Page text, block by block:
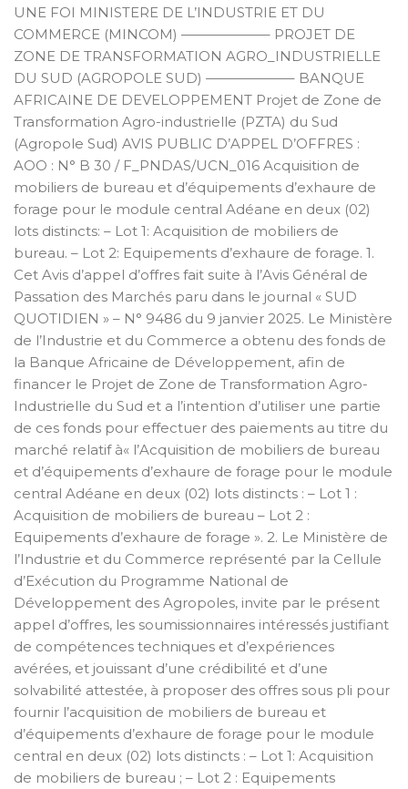
UNE FOI MINISTERE DE L’INDUSTRIE ET DU
COMMERCE (MINCOM) ——————– PROJET DE
ZONE DE TRANSFORMATION AGRO_INDUSTRIELLE
DU SUD (AGROPOLE SUD) ——————– BANQUE
AFRICAINE DE DEVELOPPEMENT Projet de Zone de
Transformation Agro-industrielle (PZTA) du Sud
(Agropole Sud) AVIS PUBLIC D’APPEL D’OFFRES :
AOO : N° B 30 / F_PNDAS/UCN_016 Acquisition de
mobiliers de bureau et d’équipements d’exhaure de
forage pour le module central Adéane en deux (02)
lots distincts: – Lot 1: Acquisition de mobiliers de
bureau. – Lot 2: Equipements d’exhaure de forage. 1.
Cet Avis d’appel d’offres fait suite à l’Avis Général de
Passation des Marchés paru dans le journal « SUD
QUOTIDIEN » – N° 9486 du 9 janvier 2025. Le Ministère
de l’Industrie et du Commerce a obtenu des fonds de
la Banque Africaine de Développement, afin de
financer le Projet de Zone de Transformation Agro-
Industrielle du Sud et a l’intention d’utiliser une partie
de ces fonds pour effectuer des paiements au titre du
marché relatif à« l’Acquisition de mobiliers de bureau
et d’équipements d’exhaure de forage pour le module
central Adéane en deux (02) lots distincts : – Lot 1 :
Acquisition de mobiliers de bureau – Lot 2 :
Equipements d’exhaure de forage ». 2. Le Ministère de
l’Industrie et du Commerce représenté par la Cellule
d’Exécution du Programme National de
Développement des Agropoles, invite par le présent
appel d’offres, les soumissionnaires intéressés justifiant
de compétences techniques et d’expériences
avérées, et jouissant d’une crédibilité et d’une
solvabilité attestée, à proposer des offres sous pli pour
fournir l’acquisition de mobiliers de bureau et
d’équipements d’exhaure de forage pour le module
central en deux (02) lots distincts : – Lot 1: Acquisition
de mobiliers de bureau ; – Lot 2 : Equipements